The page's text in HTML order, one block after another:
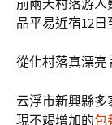
前兩天村落游人
品平易近宿12日
從化村落真漂亮
云浮市新興縣多
現不竭增加的包